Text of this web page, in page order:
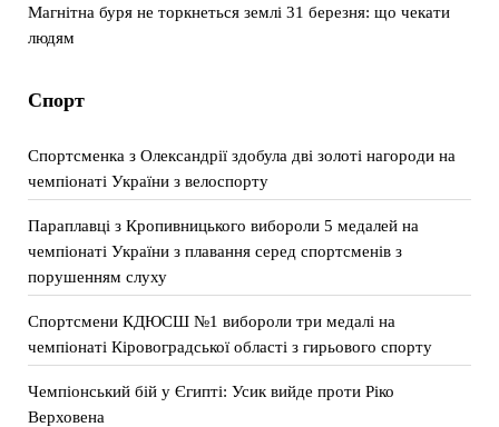
Магнітна буря не торкнеться землі 31 березня: що чекати
людям
Спорт
Спортсменка з Олександрії здобула дві золоті нагороди на
чемпіонаті України з велоспорту
Параплавці з Кропивницького вибороли 5 медалей на
чемпіонаті України з плавання серед спортсменів з
порушенням слуху
Спортсмени КДЮСШ №1 вибороли три медалі на
чемпіонаті Кіровоградської області з гирьового спорту
Чемпіонський бій у Єгипті: Усик вийде проти Ріко
Верховена